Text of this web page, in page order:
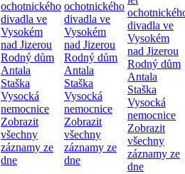
ochotnického
divadla ve
Vysokém
nad Jizerou
Rodný dům
Antala
Staška
Vysocká
nemocnice
Zobrazit
všechny
záznamy ze
dne
ochotnického
divadla ve
Vysokém
nad Jizerou
Rodný dům
Antala
Staška
Vysocká
nemocnice
Zobrazit
všechny
záznamy ze
dne
divadla ve
Vysokém
nad Jizerou
Rodný dům
Antala
Staška
Vysocká
nemocnice
Zobrazit
všechny
záznamy ze
dne